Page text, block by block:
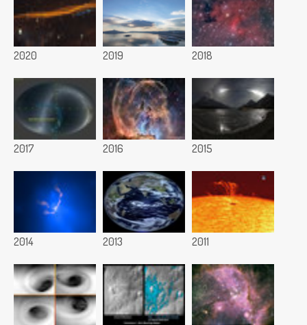
2020 2019 2018
2017 2016 2015
2014 2013 2011